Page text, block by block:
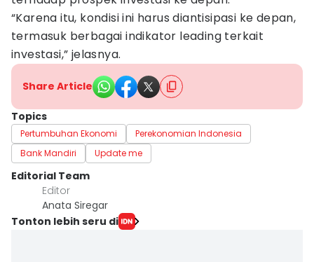
“Karena itu, kondisi ini harus diantisipasi ke depan,
termasuk berbagai indikator leading terkait
investasi,” jelasnya.
Share Article
Topics
Pertumbuhan Ekonomi
Perekonomian Indonesia
Bank Mandiri
Update me
Editorial Team
Editor
Anata Siregar
Tonton lebih seru di